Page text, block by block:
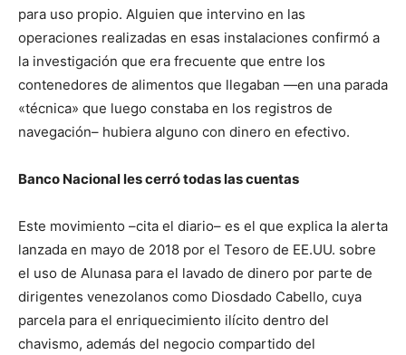
para uso propio. Alguien que intervino en las
operaciones realizadas en esas instalaciones confirmó a
la investigación que era frecuente que entre los
contenedores de alimentos que llegaban —en una parada
«técnica» que luego constaba en los registros de
navegación– hubiera alguno con dinero en efectivo.
Banco Nacional les cerró todas las cuentas
Este movimiento –cita el diario– es el que explica la alerta
lanzada en mayo de 2018 por el Tesoro de EE.UU. sobre
el uso de Alunasa para el lavado de dinero por parte de
dirigentes venezolanos como Diosdado Cabello, cuya
parcela para el enriquecimiento ilícito dentro del
chavismo, además del negocio compartido del